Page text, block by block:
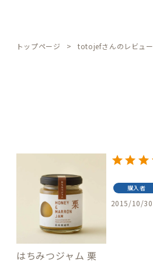
トップページ totojefさんのレビュー
はちみつジャム 栗
購入者
2015/10/30